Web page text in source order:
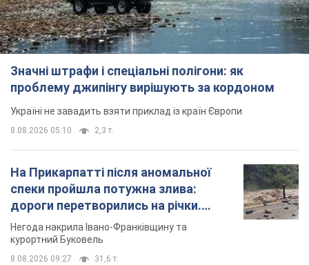
Значні штрафи і спеціальні полігони: як
проблему джипінгу вирішують за кордоном
Україні не завадить взяти приклад із країн Європи
8.08.2026 05:10 2,3 т.
На Прикарпатті після аномальної
спеки пройшла потужна злива:
дороги перетворились на річки.
Відео
Негода накрила Івано-Франківщину та
курортний Буковель
8.08.2026 09:27 31,6 т.